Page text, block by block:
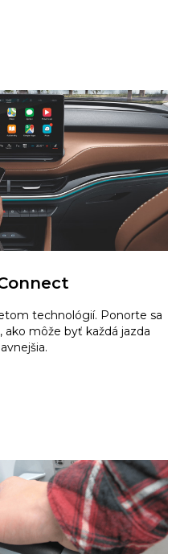
technológií. Ponorte sa
môže byť každá jazda